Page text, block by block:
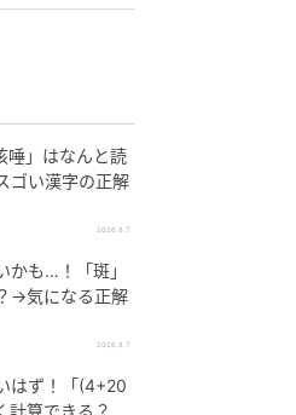
唾」はなんと読
ゴい漢字の正解
2026.8.7
かも…！「斑」
→気になる正解
2026.8.7
はず！「(4+20
算できる？